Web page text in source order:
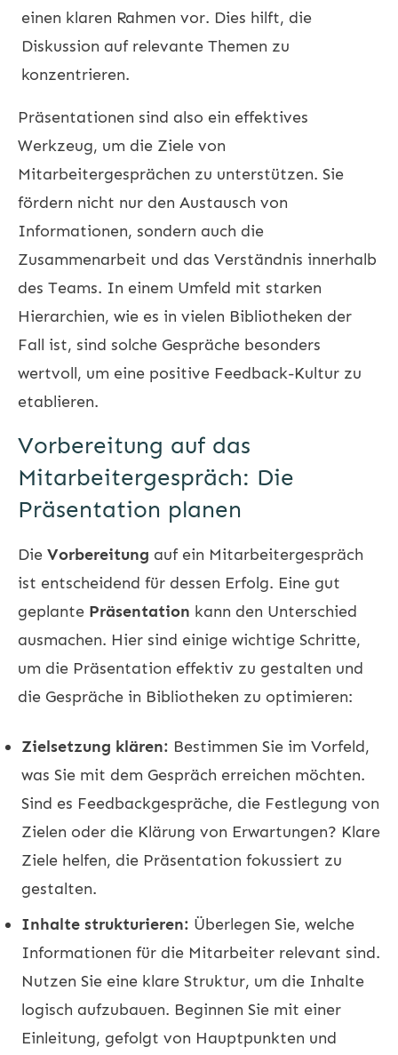
einen klaren Rahmen vor. Dies hilft, die
Diskussion auf relevante Themen zu
konzentrieren.
Präsentationen sind also ein effektives
Werkzeug, um die Ziele von
Mitarbeitergesprächen zu unterstützen. Sie
fördern nicht nur den Austausch von
Informationen, sondern auch die
Zusammenarbeit und das Verständnis innerhalb
des Teams. In einem Umfeld mit starken
Hierarchien, wie es in vielen Bibliotheken der
Fall ist, sind solche Gespräche besonders
wertvoll, um eine positive Feedback-Kultur zu
etablieren.
Vorbereitung auf das
Mitarbeitergespräch: Die
Präsentation planen
Die Vorbereitung auf ein Mitarbeitergespräch
ist entscheidend für dessen Erfolg. Eine gut
geplante Präsentation kann den Unterschied
ausmachen. Hier sind einige wichtige Schritte,
um die Präsentation effektiv zu gestalten und
die Gespräche in Bibliotheken zu optimieren:
Zielsetzung klären: Bestimmen Sie im Vorfeld,
was Sie mit dem Gespräch erreichen möchten.
Sind es Feedbackgespräche, die Festlegung von
Zielen oder die Klärung von Erwartungen? Klare
Ziele helfen, die Präsentation fokussiert zu
gestalten.
Inhalte strukturieren: Überlegen Sie, welche
Informationen für die Mitarbeiter relevant sind.
Nutzen Sie eine klare Struktur, um die Inhalte
logisch aufzubauen. Beginnen Sie mit einer
Einleitung, gefolgt von Hauptpunkten und